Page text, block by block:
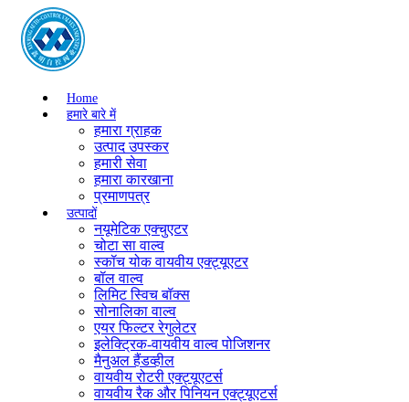
Home
हमारे बारे में
हमारा ग्राहक
उत्पाद उपस्कर
हमारी सेवा
हमारा कारखाना
प्रमाणपत्र
उत्पादों
नयूमेटिक एक्चुएटर
चोटा सा वाल्व
स्कॉच योक वायवीय एक्ट्यूएटर
बॉल वाल्व
लिमिट स्विच बॉक्स
सोनालिका वाल्व
एयर फिल्टर रेगुलेटर
इलेक्ट्रिक-वायवीय वाल्व पोजिशनर
मैनुअल हैंडव्हील
वायवीय रोटरी एक्ट्यूएटर्स
वायवीय रैक और पिनियन एक्ट्यूएटर्स